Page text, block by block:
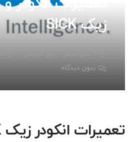
زیک SICK
بدون دیدگاه
تعمیرات انکودر زیک SICK